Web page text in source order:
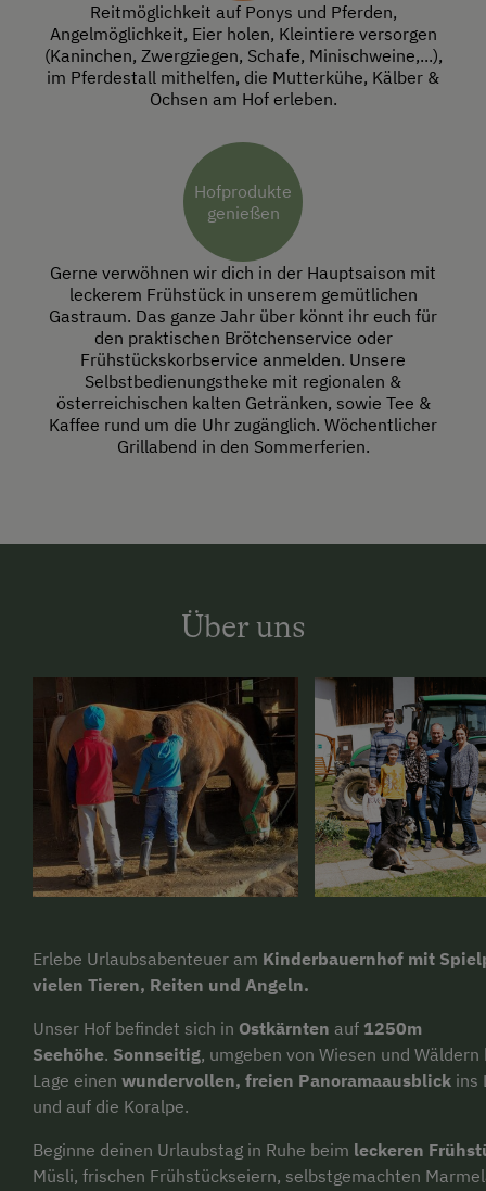
Reitmöglichkeit auf Ponys und Pferden,
Angelmöglichkeit, Eier holen, Kleintiere versorgen
(Kaninchen, Zwergziegen, Schafe, Minischweine,...),
im Pferdestall mithelfen, die Mutterkühe, Kälber &
Ochsen am Hof erleben.
Hofprodukte
genießen
Gerne verwöhnen wir dich in der Hauptsaison mit
leckerem Frühstück in unserem gemütlichen
Gastraum. Das ganze Jahr über könnt ihr euch für
den praktischen Brötchenservice oder
Frühstückskorbservice anmelden. Unsere
Selbstbedienungstheke mit regionalen &
österreichischen kalten Getränken, sowie Tee &
Kaffee rund um die Uhr zugänglich. Wöchentlicher
Grillabend in den Sommerferien.
Über uns
Erlebe Urlaubsabenteuer am Kinderbauernhof mit
vielen Tieren, Reiten und Angeln.
Unser Hof befindet sich in Ostkärnten auf 1250m
Seehöhe. Sonnseitig, umgeben von Wiesen und
Lage einen wundervollen, freien Panoramaausblick ins
und auf die Koralpe.
Beginne deinen Urlaubstag in Ruhe beim leckeren
Müsli, frischen Frühstückseiern, selbstgemachten